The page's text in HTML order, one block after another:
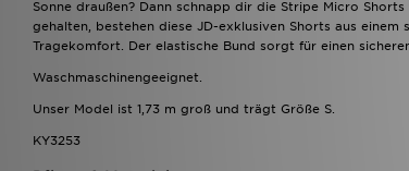
Sonne draußen? Dann schnapp dir die Stripe Micro
gehalten, bestehen diese JD-exklusiven Shorts aus
Tragekomfort. Der elastische Bund sorgt für einen
Waschmaschinengeeignet.
Unser Model ist 1,73 m groß und trägt Größe S.
KY3253